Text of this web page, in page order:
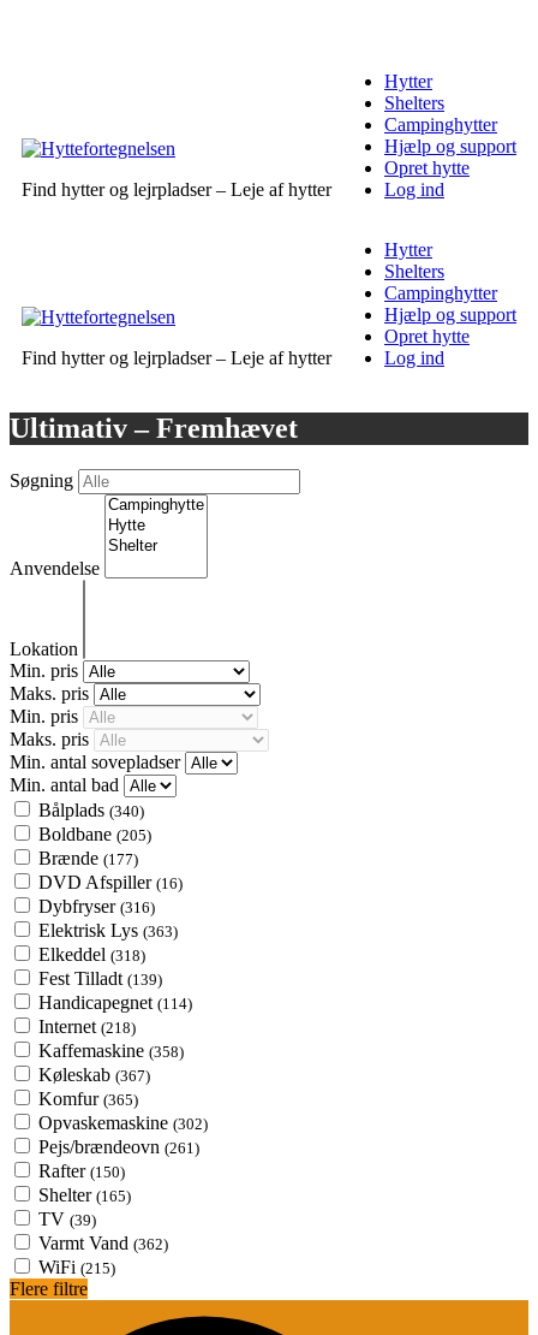
Find hytter og lejrpladser – Leje af hytter
Hytter
Shelters
Campinghytter
Hjælp og support
Opret hytte
Log ind
Find hytter og lejrpladser – Leje af hytter
Hytter
Shelters
Campinghytter
Hjælp og support
Opret hytte
Log ind
Ultimativ – Fremhævet
Søgning
Anvendelse
Lokation
Min. pris
Maks. pris
Min. pris
Maks. pris
Min. antal sovepladser
Min. antal bad
Bålplads (340)
Boldbane (205)
Brænde (177)
DVD Afspiller (16)
Dybfryser (316)
Elektrisk Lys (363)
Elkeddel (318)
Fest Tilladt (139)
Handicapegnet (114)
Internet (218)
Kaffemaskine (358)
Køleskab (367)
Komfur (365)
Opvaskemaskine (302)
Pejs/brændeovn (261)
Rafter (150)
Shelter (165)
TV (39)
Varmt Vand (362)
WiFi (215)
Flere filtre